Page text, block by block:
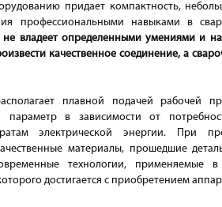
придает компактность,
профессиональными навыками в
владеет определенными умениями и
качественное соединение, а
плавной подачей рабочей
параметр в зависимости от
электрической энергии. При
материалы, прошедшие
технологии, применяемые
достигается с приобретением